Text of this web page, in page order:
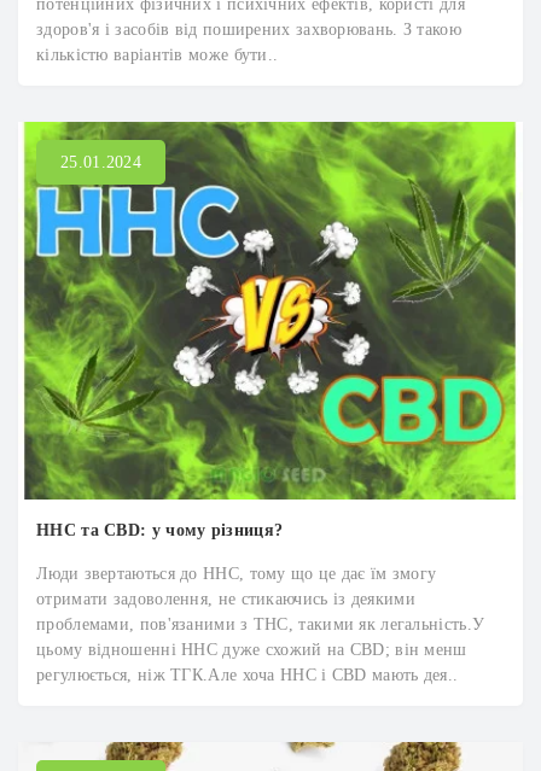
потенційних фізичних і психічних ефектів, користі для
здоров'я і засобів від поширених захворювань. З такою
кількістю варіантів може бути..
25.01.2024
HHC та CBD: у чому різниця?
Люди звертаються до HHC, тому що це дає їм змогу
отримати задоволення, не стикаючись із деякими
проблемами, пов'язаними з THC, такими як легальність.У
цьому відношенні HHC дуже схожий на CBD; він менш
регулюється, ніж ТГК.Але хоча HHC і CBD мають дея..